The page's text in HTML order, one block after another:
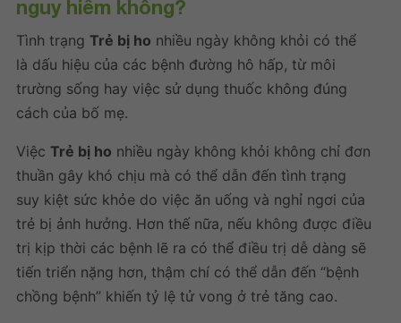
nguy hiểm không?
Tình trạng Trẻ bị ho nhiều ngày không khỏi có thể
là dấu hiệu của các bệnh đường hô hấp, từ môi
trường sống hay việc sử dụng thuốc không đúng
cách của bố mẹ.
Việc Trẻ bị ho nhiều ngày không khỏi không chỉ đơn
thuần gây khó chịu mà có thể dẫn đến tình trạng
suy kiệt sức khỏe do việc ăn uống và nghỉ ngơi của
trẻ bị ảnh hưởng. Hơn thế nữa, nếu không được điều
trị kịp thời các bệnh lẽ ra có thể điều trị dễ dàng sẽ
tiến triển nặng hơn, thậm chí có thể dẫn đến “bệnh
chồng bệnh” khiến tỷ lệ tử vong ở trẻ tăng cao.